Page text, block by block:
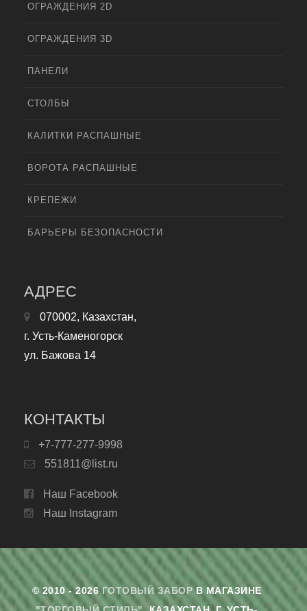
ОГРАЖДЕНИЯ 2D
ОГРАЖДЕНИЯ 3D
ПАНЕЛИ
СТОЛБЫ
КАЛИТКИ РАСПАШНЫЕ
ВОРОТА РАСПАШНЫЕ
КРЕПЕЖИ
БАРЬЕРЫ БЕЗОПАСНОСТИ
АДРЕС
070002, Казахстан,
г. Усть-Каменогорск
ул. Бажова 14
КОНТАКТЫ
+7-777-277-9998
551811@list.ru
Наш Facebook
Наш Instagram
© 2010 - 2026 ГОТОВЫЙ ЗАБОРВ МАГАЗИНЕ